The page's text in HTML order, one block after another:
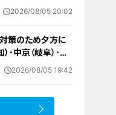
更新手続きの“見
2026/08/05 20:02
策のため夕方に
･中京（岐阜）･三
たちも晴れやかな表
2026/08/05 19:42